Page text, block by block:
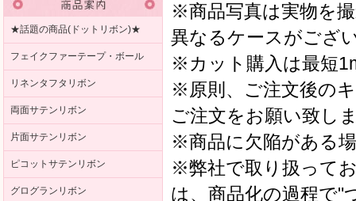
★話題の商品(ドットリボン)★
フェイクファーテープ・ボール
リネンタフタリボン
両面サテンリボン
片面サテンリボン
ピコットサテンリボン
グログランリボン
※商品写真は実物を
異なるケースがござ
※カット購入は最短
※原則、ご注文後の
ご注文をお願い致し
※商品に欠陥がある
※弊社で取り扱って
は、商品化の過程で"